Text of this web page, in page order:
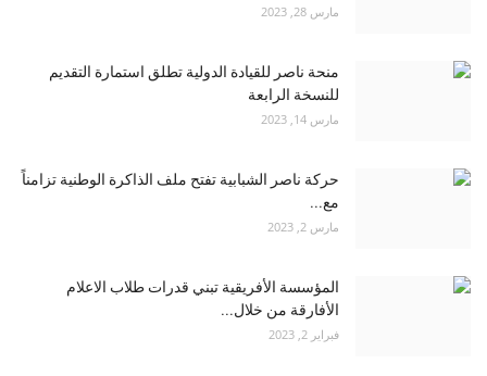
مارس 28, 2023
منحة ناصر للقيادة الدولية تطلق استمارة التقديم
للنسخة الرابعة
مارس 14, 2023
حركة ناصر الشبابية تفتح ملف الذاكرة الوطنية تزامناً
مع...
مارس 2, 2023
المؤسسة الأفريقية تبني قدرات طلاب الاعلام
الأفارقة من خلال...
فبراير 2, 2023